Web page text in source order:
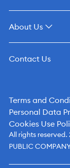
About Us
Contact Us
Terms and
Personal Data
Cookies Use
All rights reserved.
PUBLIC